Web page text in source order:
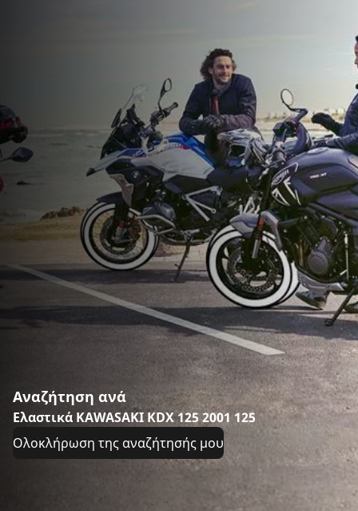
Αναζήτηση ανά
Ελαστικά KAWASAKI KDX 125 2001 125
Ολοκλήρωση της αναζήτησής μου